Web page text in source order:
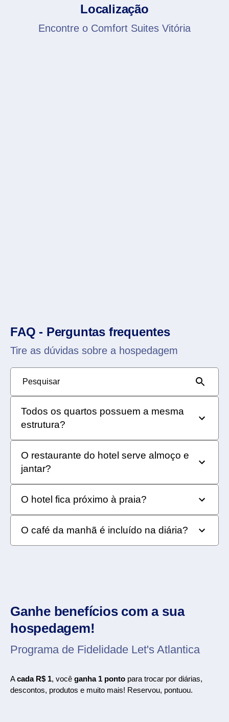
Localização
Encontre o Comfort Suites Vitória
FAQ - Perguntas frequentes
Tire as dúvidas sobre a hospedagem
Pesquisar
Todos os quartos possuem a mesma
estrutura?
Não. Cada suíte tem características distintas. Elas
podem ser encontradas na descrição do site para
você não ter dúvidas sobre qual escolher durante a
reserva.
O restaurante do hotel serve almoço e
jantar?
Sim. No almoço e no jantar, você pode selecionar
os pratos que desejar, mas o custo é separado da
O hotel fica próximo à praia?
O Comfort Suites Vitória fica próximo à Praia do
O café da manhã é incluído na diária?
agendar na recepção, sem custo.
Ganhe benefícios com a sua
hospedagem!
Programa de Fidelidade Let's Atlantica
Acada R$ 1, você ganha 1 ponto para trocar por diárias,
descontos, produtos e muito mais! Reservou, pontuou.